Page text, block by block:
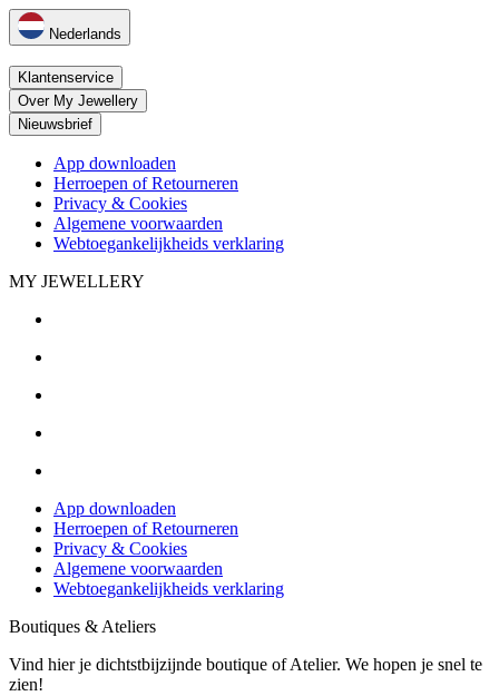
Nederlands
Klantenservice
Over My Jewellery
Nieuwsbrief
App downloaden
Herroepen of Retourneren
Privacy & Cookies
Algemene voorwaarden
Webtoegankelijkheids verklaring
MY JEWELLERY
App downloaden
Herroepen of Retourneren
Privacy & Cookies
Algemene voorwaarden
Webtoegankelijkheids verklaring
Boutiques & Ateliers
Vind hier je dichtstbijzijnde boutique of Atelier. We hopen je snel te
zien!